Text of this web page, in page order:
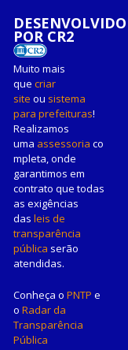
DESENVOLVIDO
POR CR2
Muito mais
que criar
site ou sistema
para prefeituras!
Realizamos
uma assessoria co
mpleta, onde
garantimos em
contrato que todas
as exigências
das leis de
transparência
pública serão
atendidas.
Conheça o PNTP e
o Radar da
Transparência
Pública